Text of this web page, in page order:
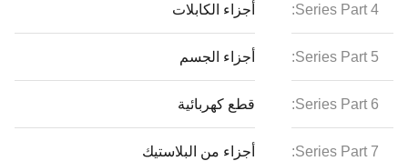
Series Part 4: أجزاء الكابلات
Series Part 5: أجزاء الجسم
Series Part 6: قطع كهربائية
Series Part 7: أجزاء من البلاستيك